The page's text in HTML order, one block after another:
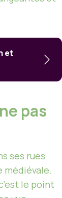
et
pas
ses rues
médiévale.
le point